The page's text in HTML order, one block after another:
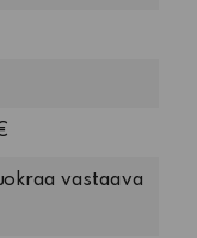
vastaava